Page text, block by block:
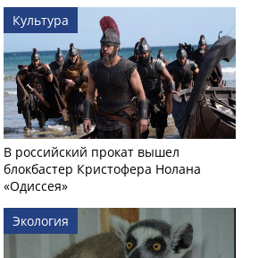
Культура
В российский прокат вышел
блокбастер Кристофера Нолана
«Одиссея»
Экология